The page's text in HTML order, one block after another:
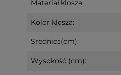
Materiał klosza:
Kolor klosza:
Średnica(cm):
Wysokość (cm):